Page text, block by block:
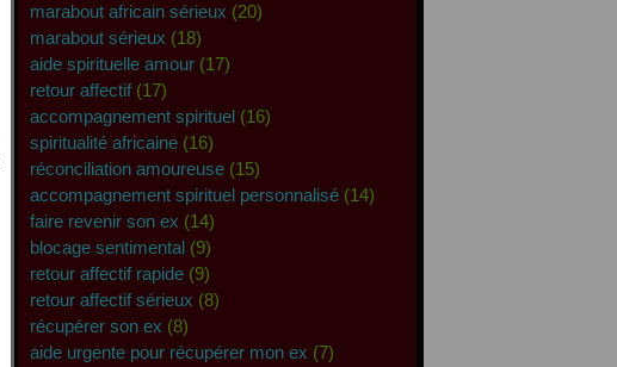
marabout africain sérieux (20)
marabout sérieux (18)
aide spirituelle amour (17)
retour affectif (17)
accompagnement spirituel (16)
spiritualité africaine (16)
réconciliation amoureuse (15)
accompagnement spirituel personnalisé (14)
faire revenir son ex (14)
blocage sentimental (9)
retour affectif rapide (9)
retour affectif sérieux (8)
récupérer son ex (8)
aide urgente pour récupérer mon ex (7)